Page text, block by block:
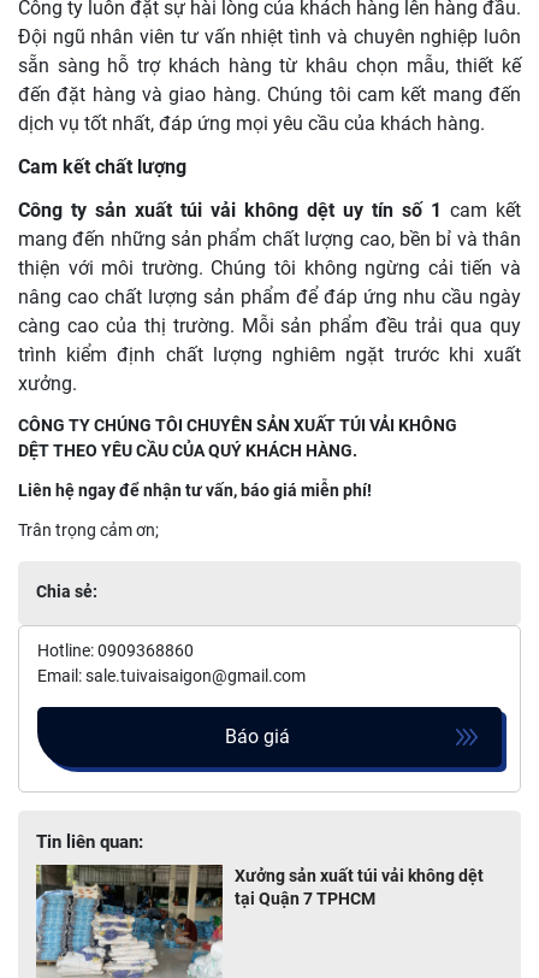
Công ty luôn đặt sự hài lòng của khách hàng lên hàng đầu.
Đội ngũ nhân viên tư vấn nhiệt tình và chuyên nghiệp luôn
sẵn sàng hỗ trợ khách hàng từ khâu chọn mẫu, thiết kế
đến đặt hàng và giao hàng. Chúng tôi cam kết mang đến
dịch vụ tốt nhất, đáp ứng mọi yêu cầu của khách hàng.
Cam kết chất lượng
Công ty sản xuất túi vải không dệt uy tín số 1 cam kết
mang đến những sản phẩm chất lượng cao, bền bỉ và thân
thiện với môi trường. Chúng tôi không ngừng cải tiến và
nâng cao chất lượng sản phẩm để đáp ứng nhu cầu ngày
càng cao của thị trường. Mỗi sản phẩm đều trải qua quy
trình kiểm định chất lượng nghiêm ngặt trước khi xuất
xưởng.
CÔNG TY CHÚNG TÔI CHUYÊN SẢN XUẤT TÚI VẢI KHÔNG
DỆT THEO YÊU CẦU CỦA QUÝ KHÁCH HÀNG.
Liên hệ ngay để nhận tư vấn, báo giá miễn phí!
Trân trọng cảm ơn;
Chia sẻ:
ShareFacebook
TwitterMessenger
Copy
Hotline: 0909368860
Email: sale.tuivaisaigon@gmail.com
Báo giá
Tin liên quan:
Xưởng sản xuất túi vải không dệt